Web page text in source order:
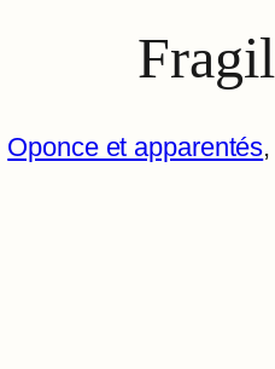
Oponce et apparentés,